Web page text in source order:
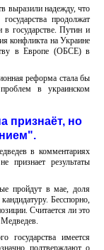
выразили надежду, что
продолжат
в государстве. Путин и
конфликта на Украине
в Европе (ОБСЕ) в
реформа стала бы
в украинском
признаёт, но
в комментариях
признает результаты
пройдут в мае, доля
Бесспорно,
Считается ли это
государства имеется
подтверждают о